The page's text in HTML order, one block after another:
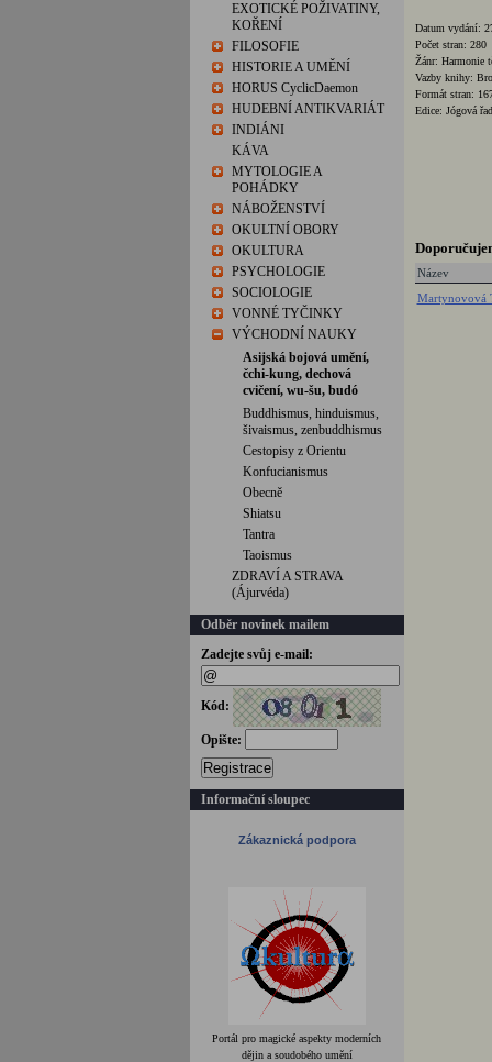
EXOTICKÉ POŽIVATINY,
KOŘENÍ
FILOSOFIE
HISTORIE A UMĚNÍ
HORUS CyclicDaemon
HUDEBNÍ ANTIKVARIÁT
INDIÁNI
KÁVA
MYTOLOGIE A
POHÁDKY
NÁBOŽENSTVÍ
OKULTNÍ OBORY
OKULTURA
PSYCHOLOGIE
SOCIOLOGIE
VONNÉ TYČINKY
VÝCHODNÍ NAUKY
Asijská bojová umění,
čchi-kung, dechová
cvičení, wu-šu, budó
Buddhismus, hinduismus,
šivaismus, zenbuddhismus
Cestopisy z Orientu
Konfucianismus
Obecně
Shiatsu
Tantra
Taoismus
ZDRAVÍ A STRAVA
(Ájurvéda)
Odběr novinek mailem
Zadejte svůj e-mail:
Kód:
Opište:
Registrace
Informační sloupec
Zákaznická podpora
Portál pro magické aspekty moderních
dějin a soudobého umění
Datum vydání:
Počet stran: 280
Žánr: Harmonie
Vazby knihy:
Formát stran:
Edice: Jógová
Název
Martynovová